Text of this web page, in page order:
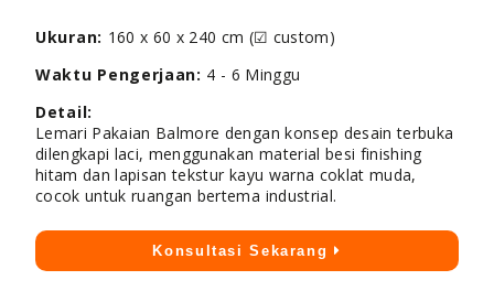
Ukuran: 160 x 60 x 240 cm (☑ custom)
Waktu Pengerjaan: 4 - 6 Minggu
Detail:
Lemari Pakaian Balmore dengan konsep desain terbuka
dilengkapi laci, menggunakan material besi finishing
hitam dan lapisan tekstur kayu warna coklat muda,
cocok untuk ruangan bertema industrial.
Konsultasi Sekarang